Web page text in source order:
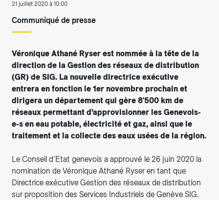
21 juillet 2020 à 10:00
Communiqué de presse
Véronique Athané Ryser est nommée à la tête de la
direction de la Gestion des réseaux de distribution
(GR) de SIG. La nouvelle directrice exécutive
entrera en fonction le 1er novembre prochain et
dirigera un département qui gère 8'500 km de
réseaux permettant d’approvisionner les Genevois-
e-s en eau potable, électricité et gaz, ainsi que le
traitement et la collecte des eaux usées de la région.
Le Conseil d’Etat genevois a approuvé le 26 juin 2020 la
nomination de Véronique Athané Ryser en tant que
Directrice exécutive Gestion des réseaux de distribution
sur proposition des Services Industriels de Genève SIG.